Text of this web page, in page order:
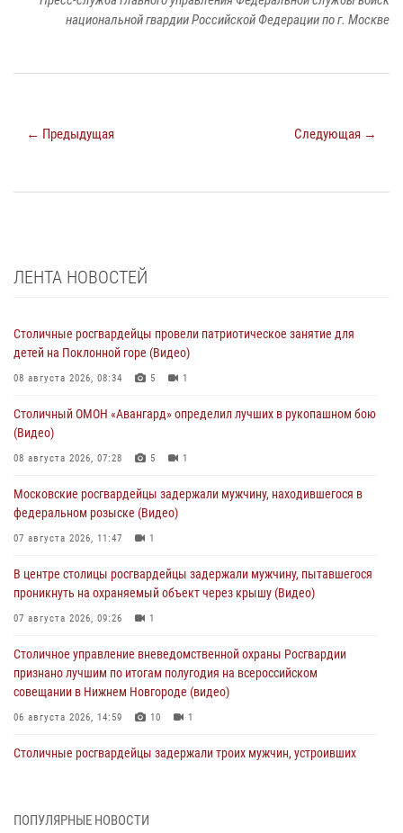
национальной гвардии Российской Федерации по г. Москве
← Предыдущая Следующая →
ЛЕНТА НОВОСТЕЙ
Столичные росгвардейцы провели патриотическое занятие для
детей на Поклонной горе (Видео)
08 августа 2026, 08:34 5 1
Столичный ОМОН «Авангард» определил лучших в рукопашном бою
(Видео)
08 августа 2026, 07:28 5 1
Московские росгвардейцы задержали мужчину, находившегося в
федеральном розыске (Видео)
07 августа 2026, 11:47 1
В центре столицы росгвардейцы задержали мужчину, пытавшегося
проникнуть на охраняемый объект через крышу (Видео)
07 августа 2026, 09:26 1
Столичное управление вневедомственной охраны Росгвардии
признано лучшим по итогам полугодия на всероссийском
совещании в Нижнем Новгороде (видео)
06 августа 2026, 14:59 10 1
Столичные росгвардейцы задержали троих мужчин, устроивших
ПОПУЛЯРНЫЕ НОВОСТИ